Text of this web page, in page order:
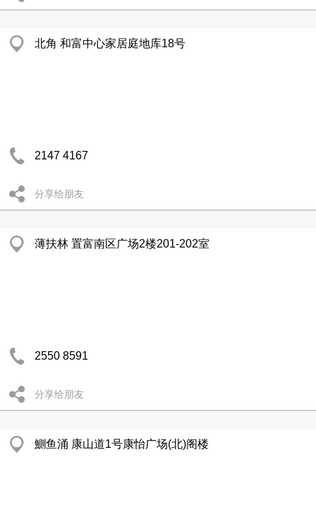
北角 和富中心家居庭地库18号
2147 4167
分享给朋友
薄扶林 置富南区广场2楼201-202室
2550 8591
分享给朋友
鰂鱼涌 康山道1号康怡广场(北)阁楼